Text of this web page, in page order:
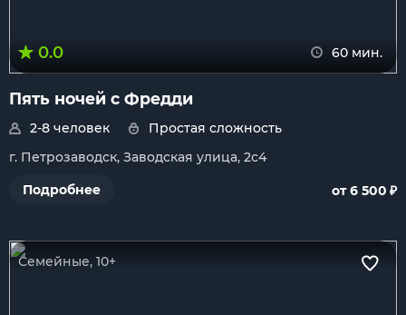
0.0 60 мин.
Пять ночей с Фредди
2-8 человек
Простая сложность
г. Петрозаводск, Заводская улица, 2с4
Подробнее
от 6 500 ₽
Семейные, 10+